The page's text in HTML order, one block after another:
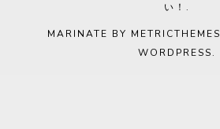
い！ .
MARINATE BY METRICTHEMES
WORDPRESS.